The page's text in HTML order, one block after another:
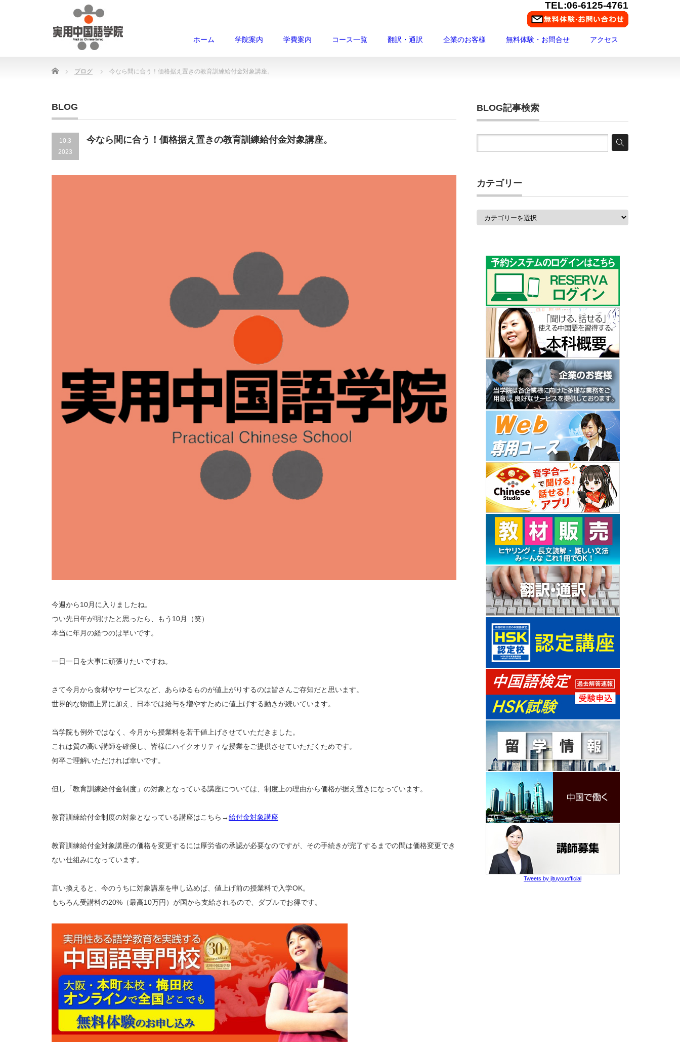
TEL:06-6125-4761
ホーム 学院案内 学費案内 コース一覧 翻訳・通訳 企業のお客様 無料体験・お問合せ アクセス
Home ブログ 今なら間に合う！価格据え置きの教育訓練給付金対象講座。
BLOG
10.3
2023
今なら間に合う！価格据え置きの教育訓練給付金対象講座。
今週から10月に入りましたね。
つい先日年が明けたと思ったら、もう10月（笑）
本当に年月の経つのは早いです。
一日一日を大事に頑張りたいですね。
さて今月から食材やサービスなど、あらゆるものが値上がりするのは皆さんご存知だと思います。
世界的な物価上昇に加え、日本では給与を増やすために値上げする動きが続いています。
当学院も例外ではなく、今月から授業料を若干値上げさせていただきました。
これは質の高い講師を確保し、皆様にハイクオリティな授業をご提供させていただくためです。
何卒ご理解いただければ幸いです。
但し「教育訓練給付金制度」の対象となっている講座については、制度上の理由から価格が据え置きになっています。
教育訓練給付金制度の対象となっている講座はこちら→給付金対象講座
教育訓練給付金対象講座の価格を変更するには厚労省の承認が必要なのですが、その手続きが完了するまでの間は価格変更でき
ない仕組みになっています。
言い換えると、今のうちに対象講座を申し込めば、値上げ前の授業料で入学OK。
もちろん受講料の20%（最高10万円）が国から支給されるので、ダブルでお得です。
BLOG記事検索
カテゴリー
カ
Tweets by jituyouofficial